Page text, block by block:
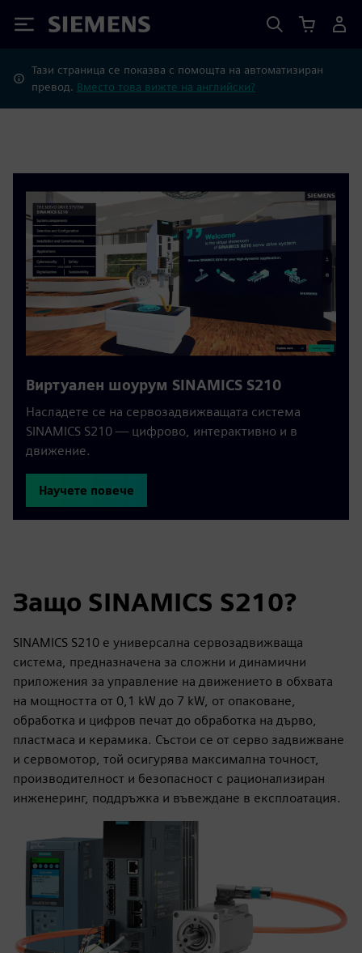
Siemens
Тази страница се показва с помощта на автоматизиран
превод. Вместо това вижте на английски?
Виртуален шоурум SINAMICS S210
Насладете се на сервозадвижващата система
SINAMICS S210 — цифрово, интерактивно и в
движение.
Научете повече
Защо SINAMICS S210?
SINAMICS S210 е универсална сервозадвижваща
система, предназначена за сложни и динамични
приложения за управление на движението в обхвата
на мощността от 0,1 kW до 7 kW, от опаковане,
обработка и цифров печат до обработка на дърво,
пластмаса и керамика. Състои се от серво задвижване
и сервомотор, той осигурява максимална точност,
производителност и безопасност с рационализиран
инженеринг, поддръжка и въвеждане в експлоатация.